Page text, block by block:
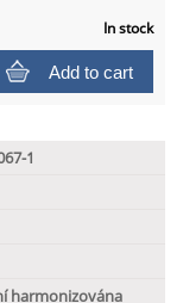
In stock
Add to cart
1
harmonizována